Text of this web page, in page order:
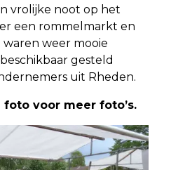
vrolijke noot op het
een rommelmarkt en
weer mooie
gesteld
uit Rheden.
voor meer foto’s.